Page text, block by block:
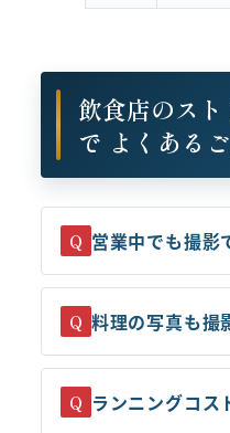
飲食店のス
で よくある
Q 営業中でも撮影
Q 料理の写真も撮
Q ランニングコス